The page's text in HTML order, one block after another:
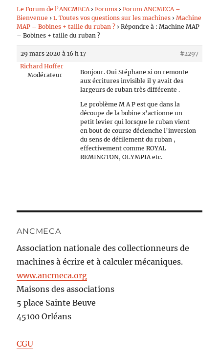
Le Forum de l’ANCMECA › Forums › Forum ANCMECA –
Bienvenue › 1. Toutes vos questions sur les machines › Machine
MAP – Bobines + taille du ruban ? › Répondre à : Machine MAP
– Bobines + taille du ruban ?
29 mars 2020 à 16 h 17
#2297
Richard Hoffer
Modérateur
Bonjour. Oui Stéphane si on remonte
aux écritures invisible il y avait des
largeurs de ruban très différente .
Le problème M A P est que dans la
découpe de la bobine s’actionne un
petit levier qui lorsque le ruban vient
en bout de course déclenche l’inversion
du sens de défilement du ruban ,
effectivement comme ROYAL
REMINGTON, OLYMPIA etc.
ANCMECA
Association nationale des collectionneurs de
machines à écrire et à calculer mécaniques.
www.ancmeca.org
Maisons des associations
5 place Sainte Beuve
45100 Orléans
CGU